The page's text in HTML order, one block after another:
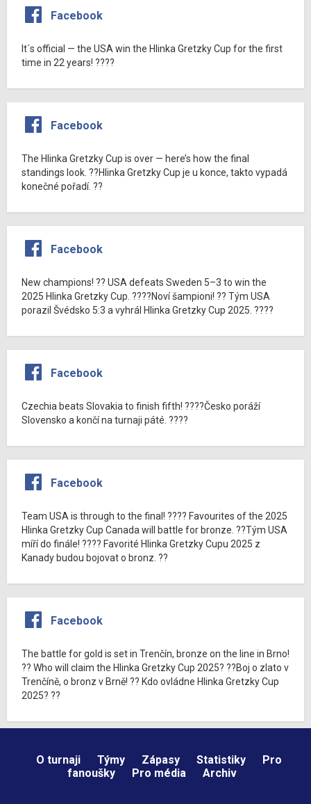
Facebook
It´s official — the USA win the Hlinka Gretzky Cup for the first
time in 22 years! ????
Facebook
The Hlinka Gretzky Cup is over — here’s how the final
standings look. ??Hlinka Gretzky Cup je u konce, takto vypadá
konečné pořadí. ??
Facebook
New champions! ?? USA defeats Sweden 5–3 to win the
2025 Hlinka Gretzky Cup. ????Noví šampioni! ?? Tým USA
porazil Švédsko 5:3 a vyhrál Hlinka Gretzky Cup 2025. ????
Facebook
Czechia beats Slovakia to finish fifth! ????Česko poráží
Slovensko a končí na turnaji páté. ????
Facebook
Team USA is through to the final! ???? Favourites of the 2025
Hlinka Gretzky Cup Canada will battle for bronze. ??Tým USA
míří do finále! ???? Favorité Hlinka Gretzky Cupu 2025 z
Kanady budou bojovat o bronz. ??
Facebook
The battle for gold is set in Trenčín, bronze on the line in Brno!
?? Who will claim the Hlinka Gretzky Cup 2025? ??Boj o zlato v
Trenčíně, o bronz v Brně! ?? Kdo ovládne Hlinka Gretzky Cup
2025? ??
O turnaji Týmy Zápasy Statistiky
Pro
fanoušky
Pro média Archiv